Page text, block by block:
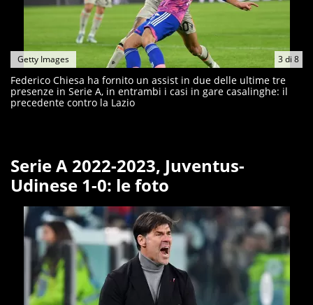
3di 8
Getty Images
Federico Chiesa ha fornito un assist in due delle ultime tre
presenze in Serie A, in entrambi i casi in gare casalinghe: il
precedente contro la Lazio
Serie A 2022-2023, Juventus-
Udinese 1-0: le foto